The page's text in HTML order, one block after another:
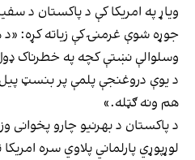
ویاړ په امریکا کې د پاکستان د
جوړه شوې غرمنۍ کې زياته کړه:
وسلوالې نښتې کچه په خطرناک
د يوې دروغنجې پلمې پر بنسټ
هم ونه ګټله.»
لوړپوړي پارلماني پلاوي سره